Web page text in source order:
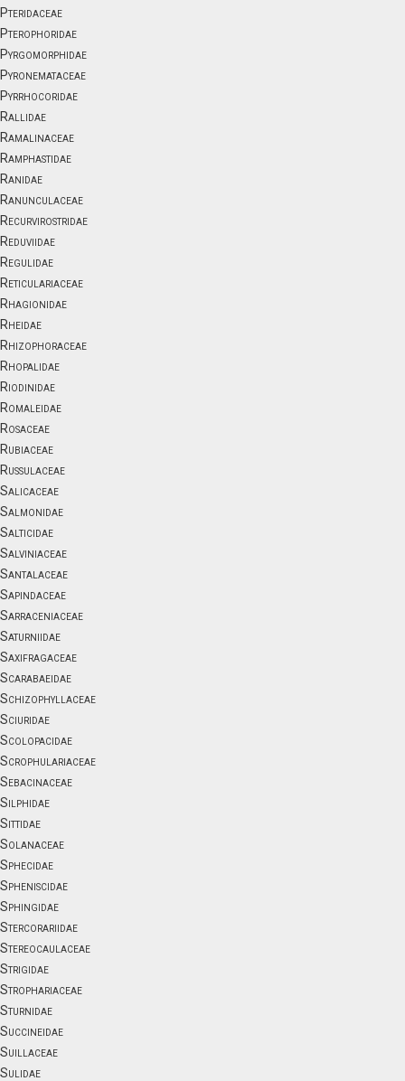
Pteridaceae
Pterophoridae
Pyrgomorphidae
Pyronemataceae
Pyrrhocoridae
Rallidae
Ramalinaceae
Ramphastidae
Ranidae
Ranunculaceae
Recurvirostridae
Reduviidae
Regulidae
Reticulariaceae
Rhagionidae
Rheidae
Rhizophoraceae
Rhopalidae
Riodinidae
Romaleidae
Rosaceae
Rubiaceae
Russulaceae
Salicaceae
Salmonidae
Salticidae
Salviniaceae
Santalaceae
Sapindaceae
Sarraceniaceae
Saturniidae
Saxifragaceae
Scarabaeidae
Schizophyllaceae
Sciuridae
Scolopacidae
Scrophulariaceae
Sebacinaceae
Silphidae
Sittidae
Solanaceae
Sphecidae
Spheniscidae
Sphingidae
Stercorariidae
Stereocaulaceae
Strigidae
Strophariaceae
Sturnidae
Succineidae
Suillaceae
Sulidae